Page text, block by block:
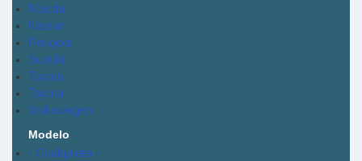
Mazda
Nissan
Peugeot
Suzuki
Toyota
Toyota
Volkswagen
Modelo
- Cualquiera -